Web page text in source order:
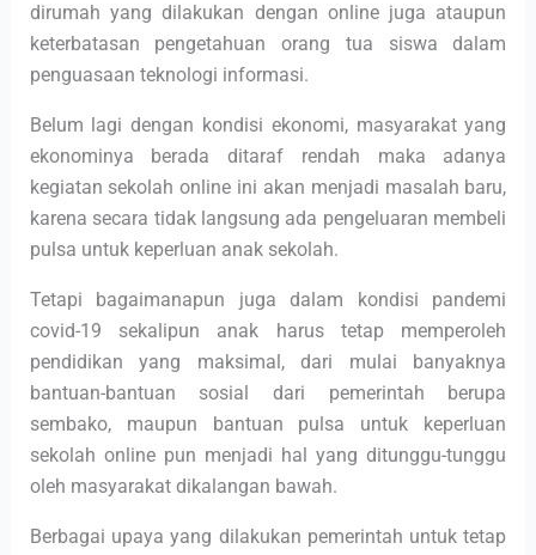
dirumah yang dilakukan dengan online juga ataupun
keterbatasan pengetahuan orang tua siswa dalam
penguasaan teknologi informasi.
Belum lagi dengan kondisi ekonomi, masyarakat yang
ekonominya berada ditaraf rendah maka adanya
kegiatan sekolah online ini akan menjadi masalah baru,
karena secara tidak langsung ada pengeluaran membeli
pulsa untuk keperluan anak sekolah.
Tetapi bagaimanapun juga dalam kondisi pandemi
covid-19 sekalipun anak harus tetap memperoleh
pendidikan yang maksimal, dari mulai banyaknya
bantuan-bantuan sosial dari pemerintah berupa
sembako, maupun bantuan pulsa untuk keperluan
sekolah online pun menjadi hal yang ditunggu-tunggu
oleh masyarakat dikalangan bawah.
Berbagai upaya yang dilakukan pemerintah untuk tetap